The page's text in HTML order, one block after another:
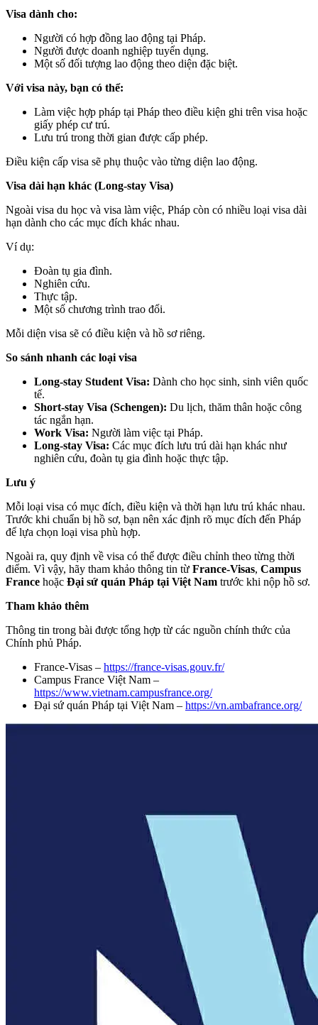
Visa dành cho:
Người có hợp đồng lao động tại Pháp.
Người được doanh nghiệp tuyển dụng.
Một số đối tượng lao động theo diện đặc biệt.
Với visa này, bạn có thể:
Làm việc hợp pháp tại Pháp theo điều kiện ghi trên visa hoặc
giấy phép cư trú.
Lưu trú trong thời gian được cấp phép.
Điều kiện cấp visa sẽ phụ thuộc vào từng diện lao động.
Visa dài hạn khác (Long-stay Visa)
Ngoài visa du học và visa làm việc, Pháp còn có nhiều loại visa dài
hạn dành cho các mục đích khác nhau.
Ví dụ:
Đoàn tụ gia đình.
Nghiên cứu.
Thực tập.
Một số chương trình trao đổi.
Mỗi diện visa sẽ có điều kiện và hồ sơ riêng.
So sánh nhanh các loại visa
Long-stay Student Visa: Dành cho học sinh, sinh viên quốc
tế.
Short-stay Visa (Schengen): Du lịch, thăm thân hoặc công
tác ngắn hạn.
Work Visa: Người làm việc tại Pháp.
Long-stay Visa: Các mục đích lưu trú dài hạn khác như
nghiên cứu, đoàn tụ gia đình hoặc thực tập.
Lưu ý
Mỗi loại visa có mục đích, điều kiện và thời hạn lưu trú khác nhau.
Trước khi chuẩn bị hồ sơ, bạn nên xác định rõ mục đích đến Pháp
để lựa chọn loại visa phù hợp.
Ngoài ra, quy định về visa có thể được điều chỉnh theo từng thời
điểm. Vì vậy, hãy tham khảo thông tin từ France-Visas, Campus
France hoặc Đại sứ quán Pháp tại Việt Nam trước khi nộp hồ sơ.
Tham khảo thêm
Thông tin trong bài được tổng hợp từ các nguồn chính thức của
Chính phủ Pháp.
France-Visas – https://france-visas.gouv.fr/
Campus France Việt Nam –
https://www.vietnam.campusfrance.org/
Đại sứ quán Pháp tại Việt Nam – https://vn.ambafrance.org/